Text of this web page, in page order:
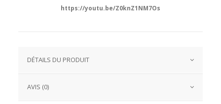
https://youtu.be/Z0knZ1NM7Os
DÉTAILS DU PRODUIT
AVIS (0)